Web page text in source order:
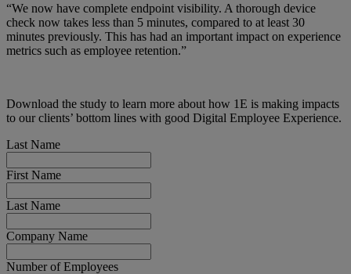
“We now have complete endpoint visibility. A thorough device
check now takes less than 5 minutes, compared to at least 30
minutes previously. This has had an important impact on experience
metrics such as employee retention.”
Download the study to learn more about how 1E is making impacts
to our clients’ bottom lines with good Digital Employee Experience.
Last Name
First Name
Last Name
Company Name
Number of Employees